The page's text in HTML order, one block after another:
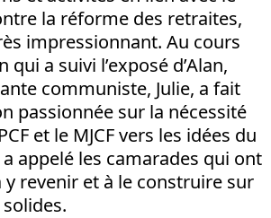
la réforme des retraites,
impressionnant. Au cours
qui a suivi l’exposé d’Alan,
communiste, Julie, a fait
passionnée sur la nécessité
et le MJCF vers les idées du
appelé les camarades qui ont
revenir et à le construire sur